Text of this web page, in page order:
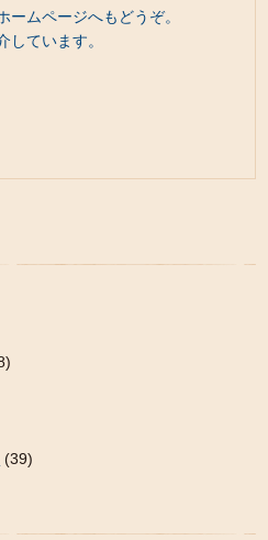
ムページへもどうぞ。
しています。
(39)